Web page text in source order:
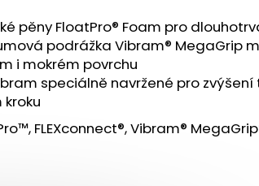
pěny FloatPro® Foam pro
podrážka Vibram® MegaGrip
i mokrém povrchu
speciálně navržené pro
FLEXconnect®, Vibram®